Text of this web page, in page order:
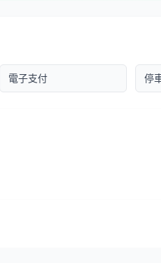
電子支付 停